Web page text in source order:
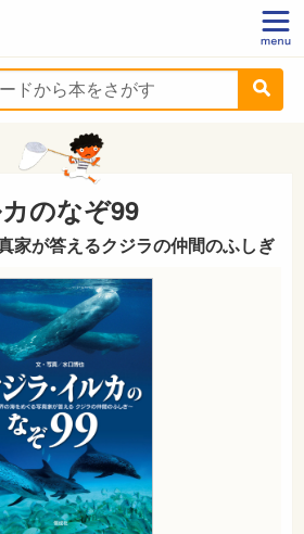
のなぞ99
家が答えるクジラの仲間のふしぎ